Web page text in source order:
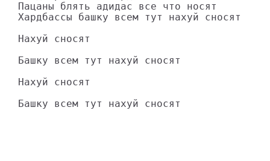
Пацаны блять адидас все что носят
Хардбассы башку всем тут нахуй сносят
Нахуй сносят
Башку всем тут нахуй сносят
Нахуй сносят
Башку всем тут нахуй сносят